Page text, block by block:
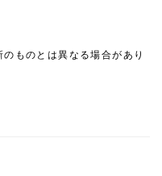
ものとは異なる場合があり